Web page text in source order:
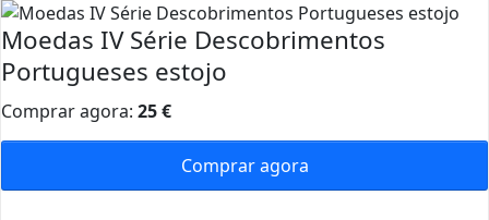
Moedas IV Série Descobrimentos
Portugueses estojo
Comprar agora: 25€
Comprar agora